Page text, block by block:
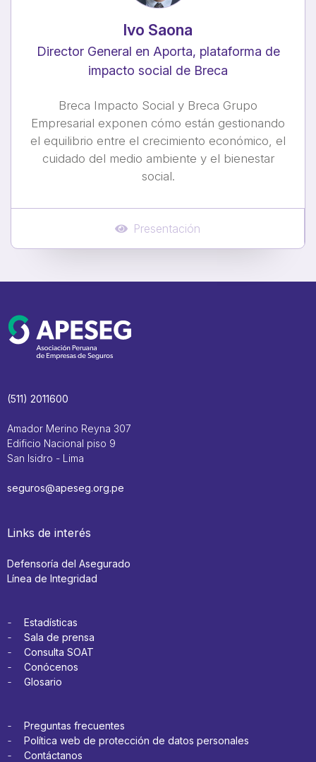
Ivo Saona
Director General en Aporta, plataforma de
impacto social de Breca
Breca Impacto Social y Breca Grupo
Empresarial exponen cómo están gestionando
el equilibrio entre el crecimiento económico, el
cuidado del medio ambiente y el bienestar
social.
Presentación
(511) 2011600
Amador Merino Reyna 307
Edificio Nacional piso 9
San Isidro - Lima
seguros@apeseg.org.pe
Links de interés
Defensoría del Asegurado
Línea de Integridad
Estadísticas
Sala de prensa
Consulta SOAT
Conócenos
Glosario
Preguntas frecuentes
Política web de protección de datos personales
Contáctanos